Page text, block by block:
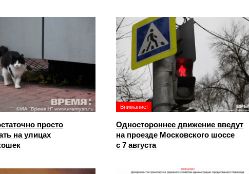
просто
на улицах
Внимание!
Одностороннее движение введут
на проезде Московского шоссе
с 7 августа